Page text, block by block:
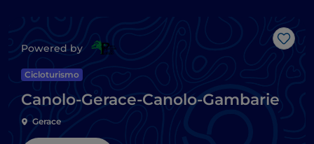
Like
Powered by
Cicloturismo
Canolo-Gerace-Canolo-Gambarie
Gerace